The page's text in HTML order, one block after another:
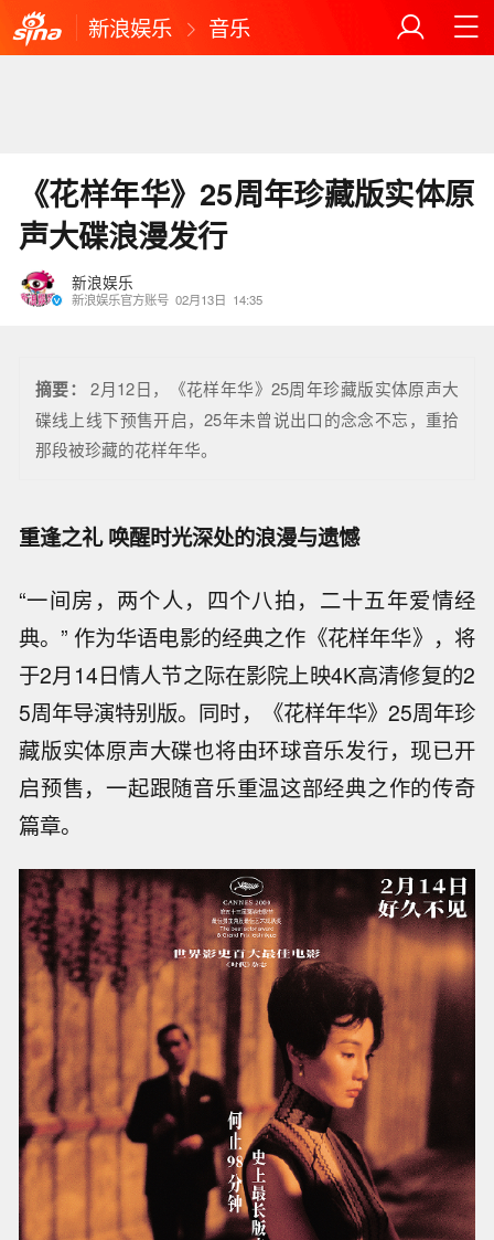
新浪娱乐 音乐
《花样年华》25周年珍藏版实体原
声大碟浪漫发行
新浪娱乐
新浪娱乐官方账号 02月13日 14:35
摘要：
2月12日，《花样年华》25周年珍藏版实体原声大
碟线上线下预售开启，25年未曾说出口的念念不忘，重拾
那段被珍藏的花样年华。
重逢之礼 唤醒时光深处的浪漫与遗憾
“一间房，两个人，四个八拍，二十五年爱情经
典。” 作为华语电影的经典之作《花样年华》，将
于2月14日情人节之际在影院上映4K高清修复的2
5周年导演特别版。同时，《花样年华》25周年珍
藏版实体原声大碟也将由环球音乐发行，现已开
启预售，一起跟随音乐重温这部经典之作的传奇
篇章。